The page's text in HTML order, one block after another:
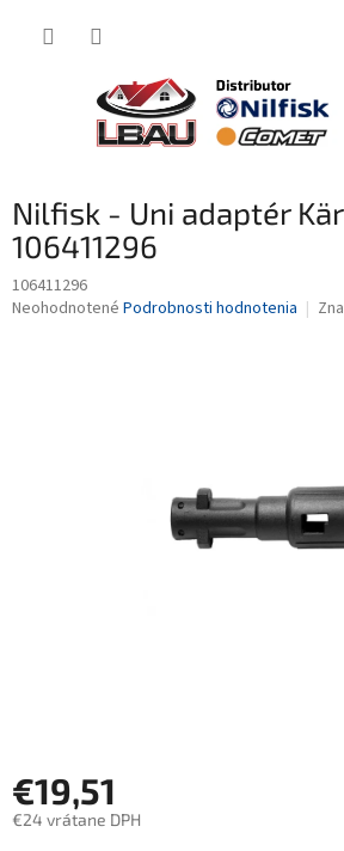
Nilfisk - Uni adaptér
106411296
106411296
Priemerné
Neohodnotené Podrobnosti hodnotenia
€19,51
€24 vrátane DPH